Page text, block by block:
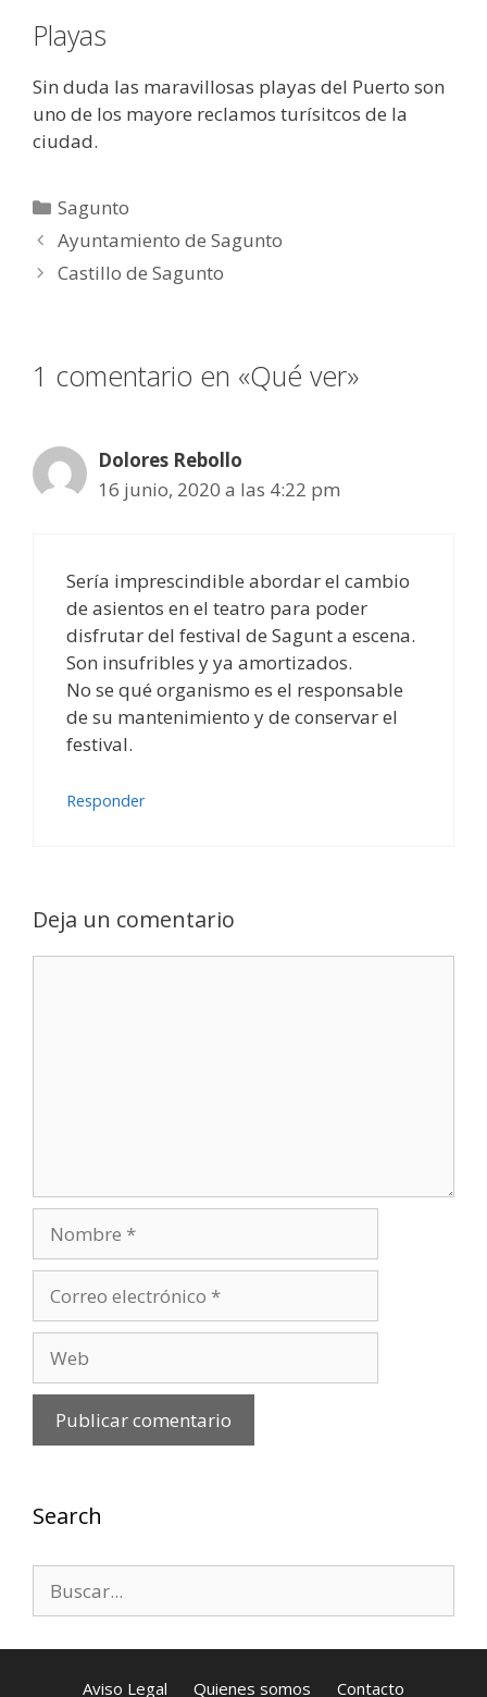
Playas
Sin duda las maravillosas playas del Puerto son
uno de los mayore reclamos turísitcos de la
ciudad.
Categorías
Sagunto
Ayuntamiento de Sagunto
Castillo de Sagunto
1 comentario en «Qué ver»
Dolores Rebollo
16 junio, 2020 a las 4:22 pm
Sería imprescindible abordar el cambio
de asientos en el teatro para poder
disfrutar del festival de Sagunt a escena.
Son insufribles y ya amortizados.
No se qué organismo es el responsable
de su mantenimiento y de conservar el
festival.
Responder
Deja un comentario
electrónico
Search
Aviso Legal Quienes somos Contacto